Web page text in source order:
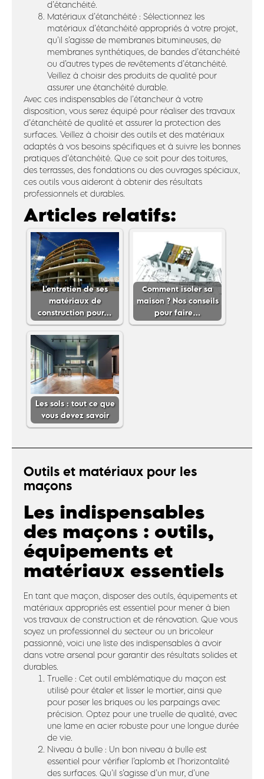
d’étanchéité.
Matériaux d’étanchéité : Sélectionnez les
matériaux d’étanchéité appropriés à votre projet,
qu’il s’agisse de membranes bitumineuses, de
membranes synthétiques, de bandes d’étanchéité
ou d’autres types de revêtements d’étanchéité.
Veillez à choisir des produits de qualité pour
assurer une étanchéité durable.
Avec ces indispensables de l’étancheur à votre
disposition, vous serez équipé pour réaliser des travaux
d’étanchéité de qualité et assurer la protection des
surfaces. Veillez à choisir des outils et des matériaux
adaptés à vos besoins spécifiques et à suivre les bonnes
pratiques d’étanchéité. Que ce soit pour des toitures,
des terrasses, des fondations ou des ouvrages spéciaux,
ces outils vous aideront à obtenir des résultats
professionnels et durables.
Articles relatifs:
L'entretien de ses
matériaux de
construction pour…
Comment isoler sa
maison ? Nos conseils
pour faire…
Les sols : tout ce que
vous devez savoir
Outils et matériaux pour les
maçons
Les indispensables
des maçons : outils,
équipements et
matériaux essentiels
En tant que maçon, disposer des outils, équipements et
matériaux appropriés est essentiel pour mener à bien
vos travaux de construction et de rénovation. Que vous
soyez un professionnel du secteur ou un bricoleur
passionné, voici une liste des indispensables à avoir
dans votre arsenal pour garantir des résultats solides et
durables.
Truelle : Cet outil emblématique du maçon est
utilisé pour étaler et lisser le mortier, ainsi que
pour poser les briques ou les parpaings avec
précision. Optez pour une truelle de qualité, avec
une lame en acier robuste pour une longue durée
de vie.
Niveau à bulle : Un bon niveau à bulle est
essentiel pour vérifier l’aplomb et l’horizontalité
des surfaces. Qu’il s’agisse d’un mur, d’une